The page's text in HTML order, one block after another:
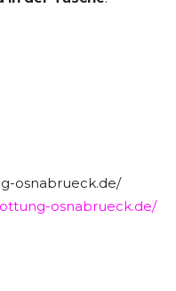
osnabrueck.de/
osnabrueck.de/